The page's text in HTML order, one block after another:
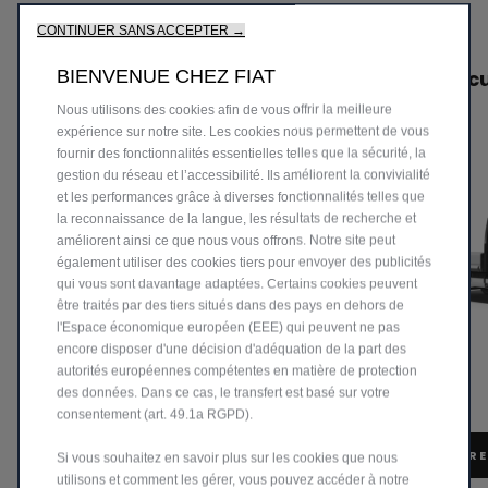
Cargo Box ‎ ‎ ‎ ‎ ‎ ‎ ‎ ‎ ‎ ‎ ‎ ‎ ‎ ‎ ‎ ‎ ‎ ‎ ‎ ‎‎ ‎ ‎ ‎ ‎ ‎ ‎ ‎ ‎ ‎ ‎ ‎ ‎ ‎ ‎ ‎ ‎ ‎ ‎ ‎ ‎ ‎ ‎
CONFIGUREZ & COMMANDEZ
Benne
Cabine
CONTINUER SANS ACCEPTER →
BIENVENUE CHEZ FIAT
Nous utilisons des cookies afin de vous offrir la meilleure
expérience sur notre site. Les cookies nous permettent de vous
fournir des fonctionnalités essentielles telles que la sécurité, la
gestion du réseau et l’accessibilité. Ils améliorent la convivialité
et les performances grâce à diverses fonctionnalités telles que
la reconnaissance de la langue, les résultats de recherche et
améliorent ainsi ce que nous vous offrons. Notre site peut
également utiliser des cookies tiers pour envoyer des publicités
qui vous sont davantage adaptées. Certains cookies peuvent
être traités par des tiers situés dans des pays en dehors de
l'Espace économique européen (EEE) qui peuvent ne pas
encore disposer d'une décision d'adéquation de la part des
autorités européennes compétentes en matière de protection
des données. Dans ce cas, le transfert est basé sur votre
consentement (art. 49.1a RGPD).
Si vous souhaitez en savoir plus sur les cookies que nous
utilisons et comment les gérer, vous pouvez accéder à notre